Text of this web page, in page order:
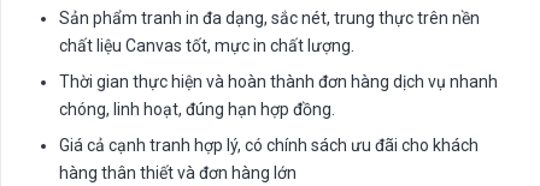
Sản phẩm tranh in đa dạng, sắc nét, trung thực trên nền
chất liệu Canvas tốt, mực in chất lượng.
Thời gian thực hiện và hoàn thành đơn hàng dịch vụ nhanh
chóng, linh hoạt, đúng hạn hợp đồng.
Giá cả cạnh tranh hợp lý, có chính sách ưu đãi cho khách
hàng thân thiết và đơn hàng lớn